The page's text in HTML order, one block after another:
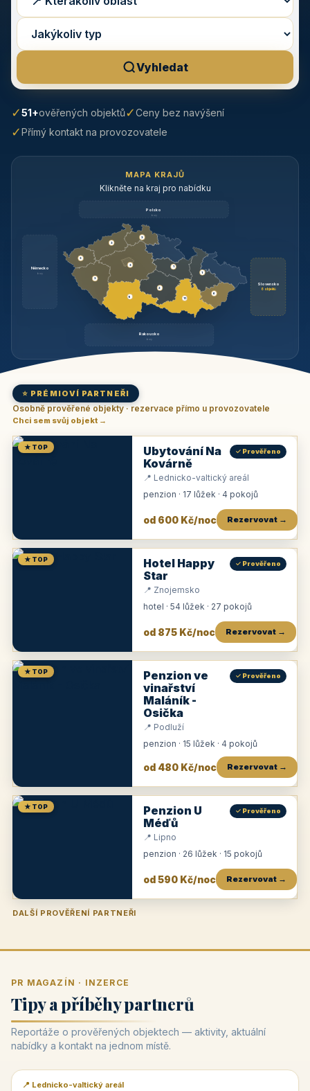
Vyhledat
✓51+ověřených objektů✓Ceny bez navýšení
✓Přímý kontakt na provozovatele
MAPA KRAJŮ
Klikněte na kraj pro nabídku
Polsko
brzy
Německo
brzy
Slovensko
6 objektů
Rakousko
brzy
3
9
3
3
3
3
1
2
11
1
6
⭐ PRÉMIOVÍ PARTNEŘI
Osobně prověřené objekty · rezervace přímo u provozovatele
Chci sem svůj objekt →
★ TOP
Ubytování Na
Kovárně
✓ Prověřeno
📍 Lednicko-valtický areál
penzion · 17 lůžek · 4 pokojů
od 600 Kč/noc Rezervovat →
★ TOP
Hotel Happy
Star
✓ Prověřeno
📍 Znojemsko
hotel · 54 lůžek · 27 pokojů
od 875 Kč/noc Rezervovat →
★ TOP
Penzion ve
vinařství
Maláník -
Osička
✓ Prověřeno
📍 Podluží
penzion · 15 lůžek · 4 pokojů
od 480 Kč/noc Rezervovat →
★ TOP
Penzion U
Méďů
✓ Prověřeno
📍 Lipno
penzion · 26 lůžek · 15 pokojů
od 590 Kč/noc Rezervovat →
DALŠÍ PROVĚŘENÍ PARTNEŘI
Penzion U Zámku Pension Faber
PR MAGAZÍN · INZERCE
Tipy a příběhy partnerů
Reportáže o prověřených objektech — aktivity, aktuální
nabídky a kontakt na jednom místě.
📰 PR článek
📍 Lednicko-valtický areál